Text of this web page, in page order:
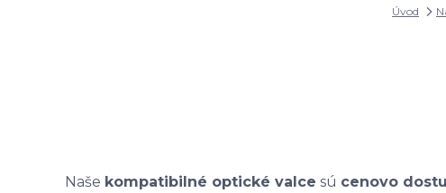
Úvod
Naše kompatibilné optické valce sú cenovo